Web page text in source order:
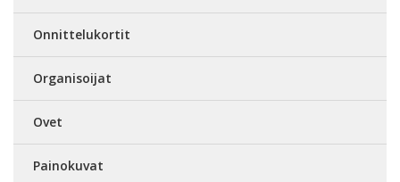
Onnittelukortit
Organisoijat
Ovet
Painokuvat